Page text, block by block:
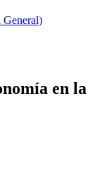
General)
en la